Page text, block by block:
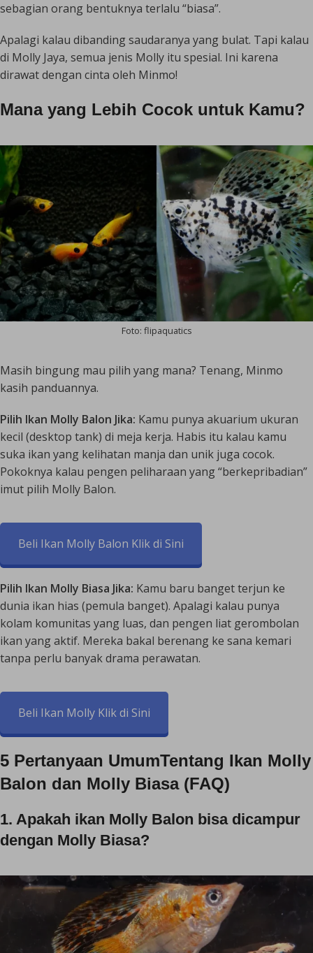
sebagian orang bentuknya terlalu “biasa”.
Apalagi kalau dibanding saudaranya yang bulat. Tapi kalau
di Molly Jaya, semua jenis Molly itu spesial. Ini karena
dirawat dengan cinta oleh Minmo!
Mana yang Lebih Cocok untuk Kamu?
Foto: flipaquatics
Masih bingung mau pilih yang mana? Tenang, Minmo
kasih panduannya.
Pilih Ikan Molly Balon Jika: Kamu punya akuarium ukuran
kecil (desktop tank) di meja kerja. Habis itu kalau kamu
suka ikan yang kelihatan manja dan unik juga cocok.
Pokoknya kalau pengen peliharaan yang “berkepribadian”
imut pilih Molly Balon.
Beli Ikan Molly Balon Klik di Sini
Pilih Ikan Molly Biasa Jika: Kamu baru banget terjun ke
dunia ikan hias (pemula banget). Apalagi kalau punya
kolam komunitas yang luas, dan pengen liat gerombolan
ikan yang aktif. Mereka bakal berenang ke sana kemari
tanpa perlu banyak drama perawatan.
Beli Ikan Molly Klik di Sini
5 Pertanyaan UmumTentang Ikan Molly
Balon dan Molly Biasa (FAQ)
1. Apakah ikan Molly Balon bisa dicampur
dengan Molly Biasa?